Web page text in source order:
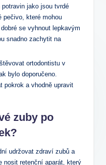
jako jsou tvrdé
pečivo, které mohou
se vyhnout lepkavým
snadno zachytit na
ortodontistu v
bylo doporučeno.
pokrok a vhodně upravit
zuby po
udržovat zdraví zubů a
nosit retenční aparát, který